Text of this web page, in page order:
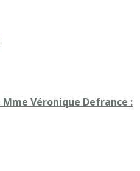
Véronique Defrance :